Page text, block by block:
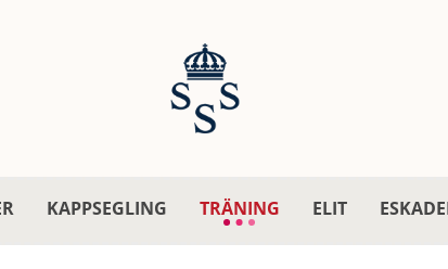
KAPPSEGLING TRÄNING ELIT